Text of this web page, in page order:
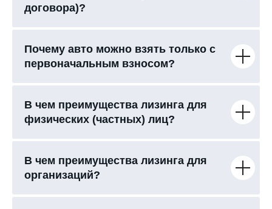
договора)?
Почему авто можно взять только с
первоначальным взносом?
В чем преимущества лизинга для
физических (частных) лиц?
В чем преимущества лизинга для
организаций?